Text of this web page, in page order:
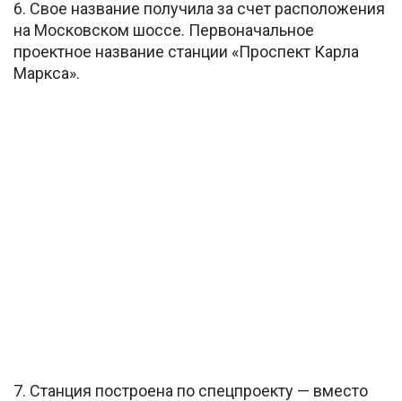
6. Свое название получила за счет расположения
на Московском шоссе. Первоначальное
проектное название станции «Проспект Карла
Маркса».
7. Станция построена по спецпроекту — вместо